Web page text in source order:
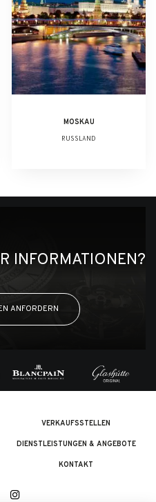
MOSKAU
RUSSLAND
INFORMATIONEN?
ANFORDERN
VERKAUFSSTELLEN
DIENSTLEISTUNGEN & ANGEBOTE
KONTAKT